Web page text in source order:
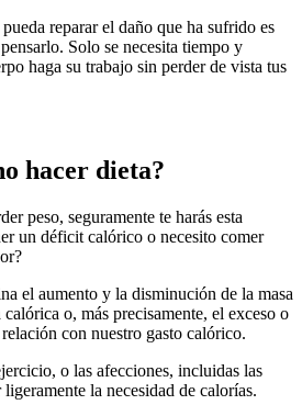
reparar el daño que ha sufrido es
Solo se necesita tiempo y
haga su trabajo sin perder de vista tus
hacer dieta?
peso, seguramente te harás esta
un déficit calórico o necesito comer
el aumento y la disminución de la masa
o, más precisamente, el exceso o
con nuestro gasto calórico.
o las afecciones, incluidas las
la necesidad de calorías.